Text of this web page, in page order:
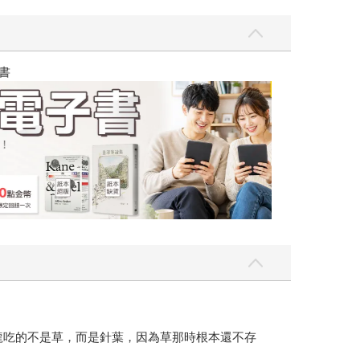
〉第二波
的不是草，而是針葉，因為草那時根本還不存